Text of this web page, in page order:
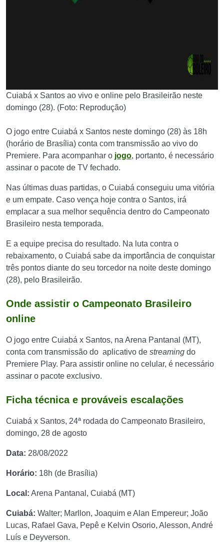
Cuiabá x Santos ao vivo e online pelo Brasileirão neste
domingo (28). (Foto: Reprodução)
O jogo entre Cuiabá x Santos neste domingo (28) às 18h
(horário de Brasília) conta com transmissão ao vivo do
Premiere. Para acompanhar o jogo, portanto, é necessário
assinar o pacote de TV fechado.
Nas últimas duas partidas, o Cuiabá conseguiu uma vitória
e um empate. Caso vença hoje contra o Santos, irá
emplacar a sua melhor sequência dentro do Campeonato
Brasileiro nesta temporada.
E a equipe precisa do resultado. Na luta contra o
rebaixamento, o Cuiabá sabe da importância de conquistar
três pontos diante do seu torcedor na noite deste domingo
(28), pelo Brasileirão.
Onde assistir o Campeonato Brasileiro
online
O jogo entre Cuiabá x Santos, na Arena Pantanal (MT),
conta com transmissão do aplicativo de streaming do
Premiere Play. Para assistir online no celular, é necessário
assinar o pacote exclusivo.
Ficha técnica e prováveis escalações
Cuiabá x Santos, 24ª rodada do Campeonato Brasileiro,
domingo, 28 de agosto
Data: 28/08/2022
Horário: 18h (de Brasília)
Local: Arena Pantanal, Cuiabá (MT)
Cuiabá: Walter; Marllon, Joaquim e Alan Empereur; João
Lucas, Rafael Gava, Pepê e Kelvin Osorio, Alesson, André
Luís e Deyverson.